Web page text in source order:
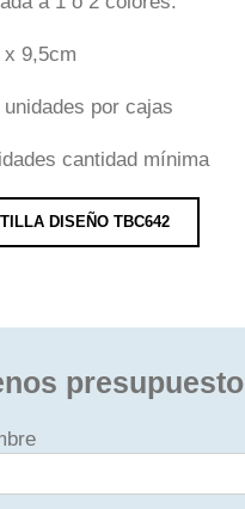
9,5cm
unidades por cajas
cantidad mínima
DISEÑO TBC642
presupuesto